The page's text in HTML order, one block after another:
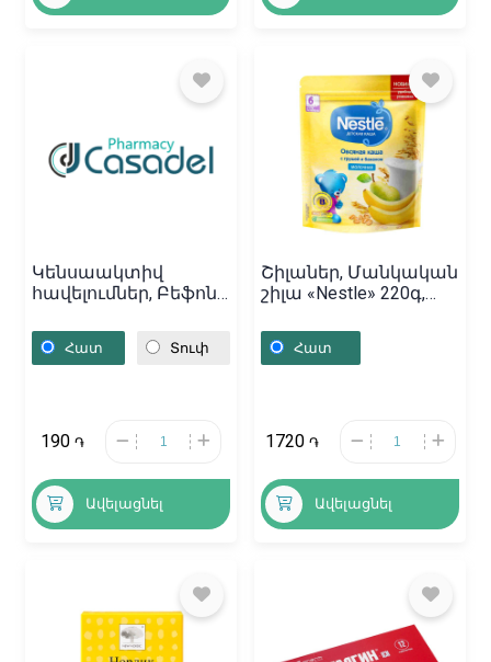
Կենսաակտիվ
հավելումներ, Բեֆոնս
Հայաստան
Հատ Տուփ
190 ֏
Ավելացնել
Շիլաներ, Մանկական
շիլա «Nestle» 220գ,
Հատ
1720 ֏
Ավելացնել